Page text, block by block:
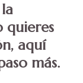
quieres
aquí
más.